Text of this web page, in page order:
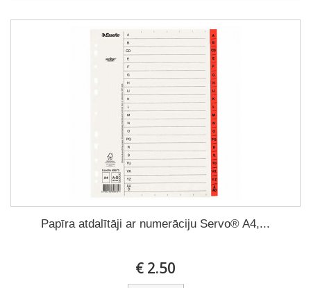
Papīra atdalītāji ar numerāciju Servo® A4,...
€ 2.50